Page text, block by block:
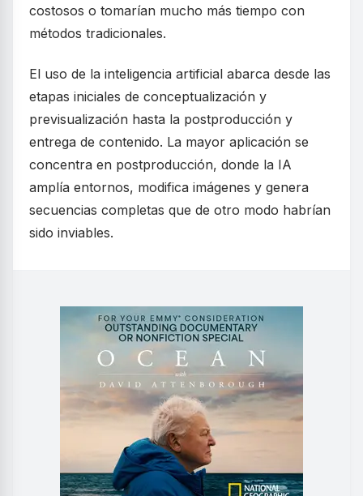
costosos o tomarían mucho más tiempo con
métodos tradicionales.
El uso de la inteligencia artificial abarca desde las
etapas iniciales de conceptualización y
previsualización hasta la postproducción y
entrega de contenido. La mayor aplicación se
concentra en postproducción, donde la IA
amplía entornos, modifica imágenes y genera
secuencias completas que de otro modo habrían
sido inviables.